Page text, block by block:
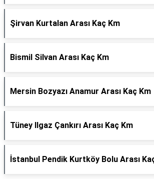
Şirvan Kurtalan Arası Kaç Km
Bismil Silvan Arası Kaç Km
Mersin Bozyazı Anamur Arası Kaç Km
Tüney Ilgaz Çankırı Arası Kaç Km
İstanbul Pendik Kurtköy Bolu Arası